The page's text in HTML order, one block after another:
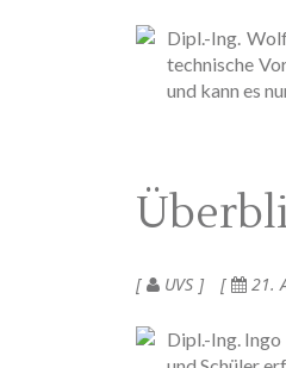
Dipl.-Ing.
technische
und kann es
UVS 21.
Dipl.-Ing.